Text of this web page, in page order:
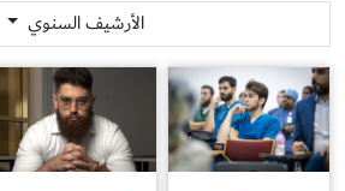
الأرشيف السنوي